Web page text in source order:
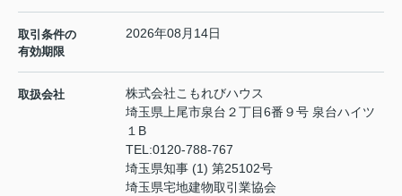
取引条件の
有効期限
2026年08月14日
取扱会社
株式会社こもれびハウス
埼玉県上尾市泉台２丁目6番９号 泉台ハイツ
１B
TEL:0120-788-767
埼玉県知事 (1) 第25102号
埼玉県宅地建物取引業協会